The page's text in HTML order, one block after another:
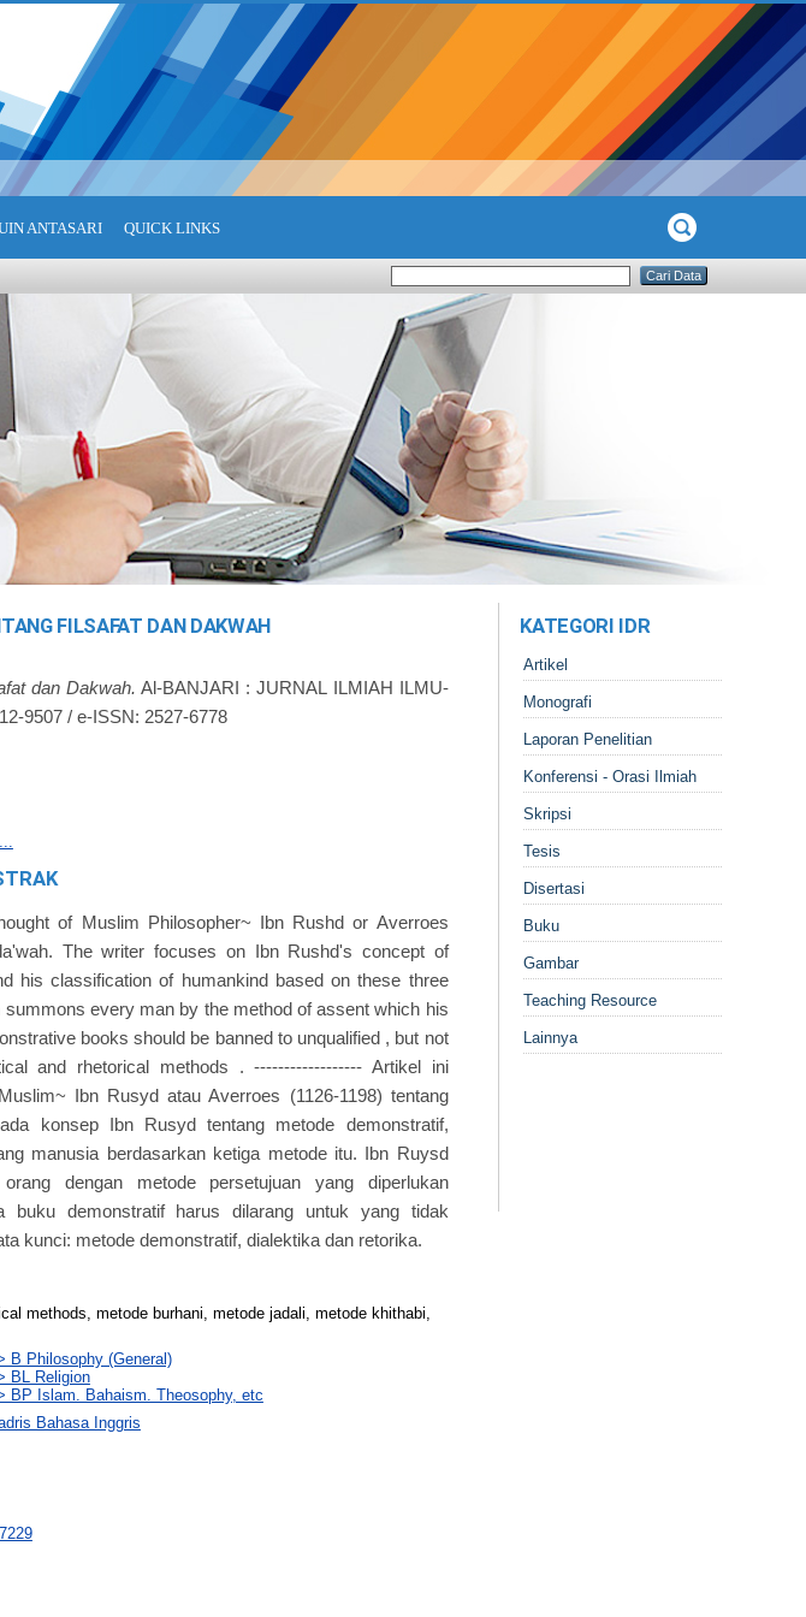
ANTASARI QUICK LINKS
FILSAFAT DAN DAKWAH
dan Dakwah. Al-BANJARI : JURNAL ILMIAH ILMU-
9507 / e-ISSN: 2527-6778
of Muslim Philosopher~ Ibn Rushd or Averroes
The writer focuses on Ibn Rushd's concept of
his classification of humankind based on these three
every man by the method of assent which his
books should be banned to unqualified , but not
and rhetorical methods . ------------------ Artikel ini
Ibn Rusyd atau Averroes (1126-1198) tentang
konsep Ibn Rusyd tentang metode demonstratif,
manusia berdasarkan ketiga metode itu. Ibn Ruysd
dengan metode persetujuan yang diperlukan
buku demonstratif harus dilarang untuk yang tidak
kunci: metode demonstratif, dialektika dan retorika.
methods, metode burhani, metode jadali, metode khithabi,
B Philosophy (General)
BL Religion
BP Islam. Bahaism. Theosophy, etc
Bahasa Inggris
KATEGORI IDR
Artikel
Monografi
Laporan Penelitian
Konferensi - Orasi Ilmiah
Skripsi
Tesis
Disertasi
Buku
Gambar
Teaching Resource
Lainnya